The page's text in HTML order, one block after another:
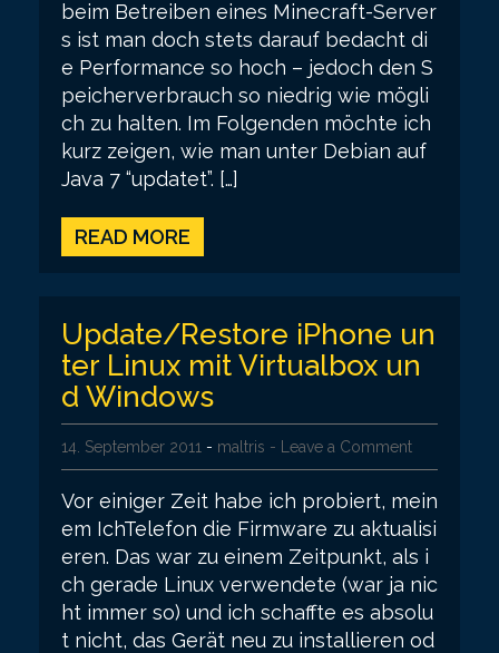
beim Betreiben eines Minecraft-Server
s ist man doch stets darauf bedacht di
e Performance so hoch – jedoch den S
peicherverbrauch so niedrig wie mögli
ch zu halten. Im Folgenden möchte ich
kurz zeigen, wie man unter Debian auf
Java 7 “updatet”. […]
READ MORE
Update/Restore iPhone un
ter Linux mit Virtualbox un
d Windows
14. September 2011 - maltris - Leave a Comment
Vor einiger Zeit habe ich probiert, mein
em IchTelefon die Firmware zu aktualisi
eren. Das war zu einem Zeitpunkt, als i
ch gerade Linux verwendete (war ja nic
ht immer so) und ich schaffte es absolu
t nicht, das Gerät neu zu installieren od